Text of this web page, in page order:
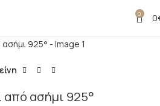
0 0
από ασήμι 925°